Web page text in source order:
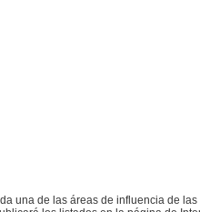
una de las áreas de influencia de las